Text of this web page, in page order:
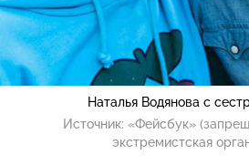
Наталья Водянова с
Источник: «Фейсбук»
экстремистская